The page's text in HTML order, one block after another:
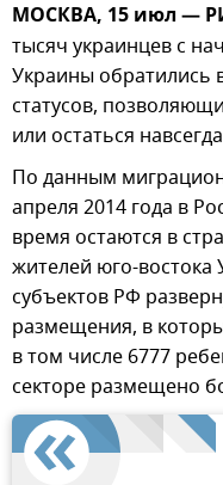
МОСКВА, 15 июл —
тысяч украинцев с
Украины
статусов,
или остаться
По данным
апреля 2014 года в
время остаются в
жителей юго-
субъектов РФ
размещения, в
в том числе 6777
секторе размещено